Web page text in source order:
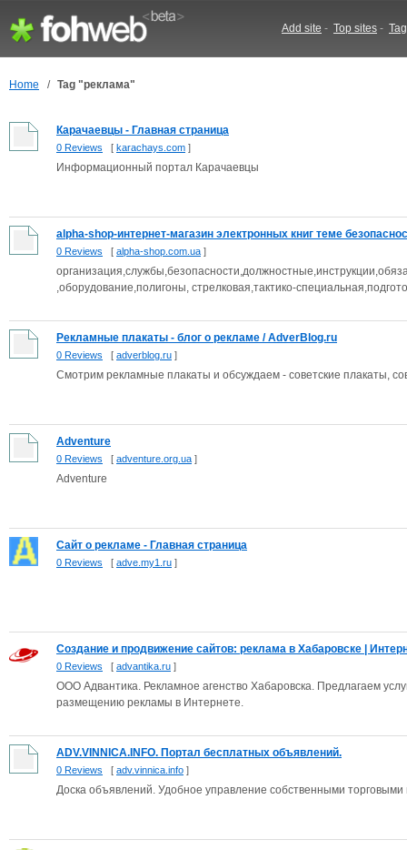
Add site - Top sites -
Home / Tag "реклама"
Карачаевцы - Главная страница
0 Reviews [ karachays.com ]
Информационный портал Карачаевцы
alpha-shop-интернет-магазин электронных книг теме
0 Reviews [ alpha-shop.com.ua ]
,оборудование,полигоны, стрелковая,тактико-
Рекламные плакаты - блог о рекламе / AdverBlog.ru
0 Reviews [ adverblog.ru ]
Смотрим рекламные плакаты и обсуждаем - советские плакаты,
Adventure
0 Reviews [ adventure.org.ua ]
Adventure
Сайт о рекламе - Главная страница
0 Reviews [ adve.my1.ru ]
Создание и продвижение сайтов: реклама в Хабаровске |
0 Reviews [ advantika.ru ]
ООО Адвантика. Рекламное агенство Хабаровска. Предлагаем
размещению рекламы в Интернете.
ADV.VINNICA.INFO. Портал бесплатных объявлений.
0 Reviews [ adv.vinnica.info ]
Доска объявлений. Удобное управление собственными